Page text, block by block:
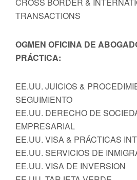
TRANSACTIONS
OGMEN OFICINA DE
PRÁCTICA:
EE.UU. JUICIOS &
SEGUIMIENTO
EE.UU. DERECHO DE
EMPRESARIAL
EE.UU. VISA & PRÁCTICAS
EE.UU. SERVICIOS DE
EE.UU. VISA DE INVERSION